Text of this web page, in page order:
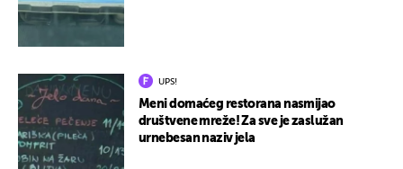
UPS!
Meni domaćeg restorana nasmijao
društvene mreže! Za sve je zaslužan
urnebesan naziv jela